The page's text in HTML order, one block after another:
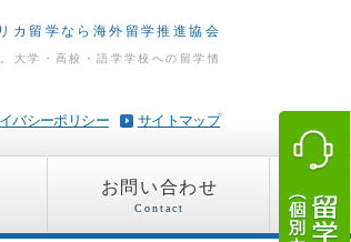
カ留学なら海外留学推進協会
大学・高校・語学学校への留学情
サイトマップ
バシーポリシー
お問い合わせ
Contact